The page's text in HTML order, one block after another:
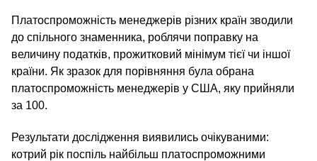
Платоспроможність менеджерів різних країн зводили
до спільного знаменника, роблячи поправку на
величину податків, прожитковий мінімум тієї чи іншої
країни. Як зразок для порівняння була обрана
платоспроможність менеджерів у США, яку прийняли
за 100.
Результати дослідження виявились очікуваними:
котрий рік поспіль найбільш платоспроможними